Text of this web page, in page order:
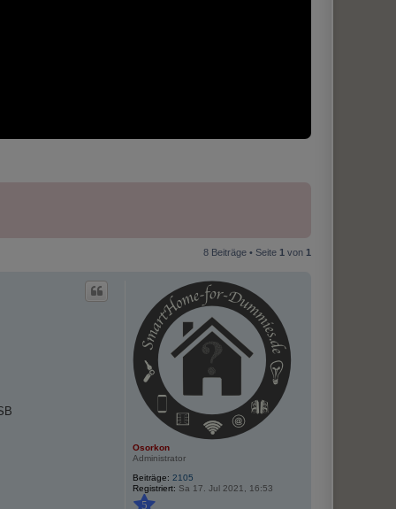
8 Beiträge • Seite 1 von 1
Osorkon
Administrator
Beiträge: 2105
Registriert: Sa 17. Jul 2021, 16:53
5